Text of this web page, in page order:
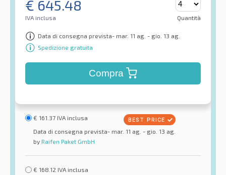
€ 645.48
IVA inclusa Quantità
Data di consegna prevista- mar. 11 ag. - gio. 13 ag.
Spedizione gratuita
Compra
€ 161.37 IVA inclusa
Data di consegna prevista- mar. 11 ag. - gio. 13 ag.
by Raifen Paket GmbH
€ 168.12 IVA inclusa